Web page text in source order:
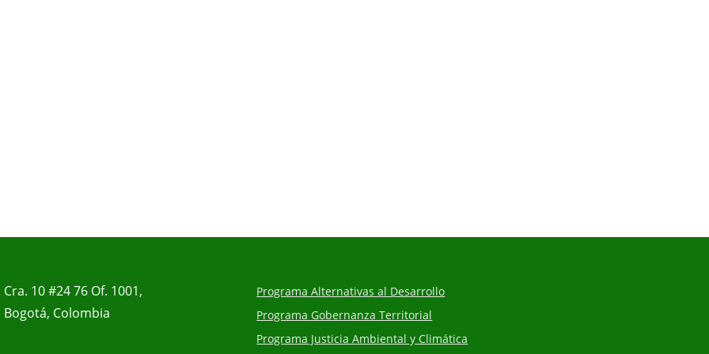
Cra. 10 #24 76 Of. 1001,
Bogotá, Colombia
Programa Alternativas al Desarrollo
Programa Gobernanza Territorial
Programa Justicia Ambiental y Climática